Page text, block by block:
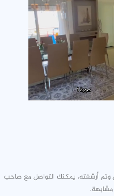
صورة 1
وتم أرشفته، يمكنك التواصل مع صاحب
مشابهة.